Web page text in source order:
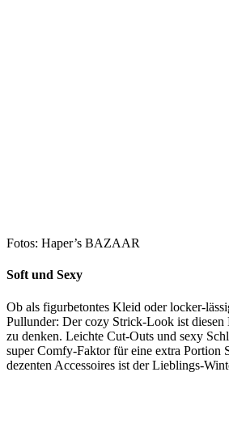
Fotos: Haper’s BAZAAR
Soft und Sexy
Ob als figurbetontes Kleid oder locker-
Pullunder: Der cozy Strick-Look ist diesen
zu denken. Leichte Cut-Outs und sexy
super Comfy-Faktor für eine extra Portion
dezenten Accessoires ist der Lieblings-